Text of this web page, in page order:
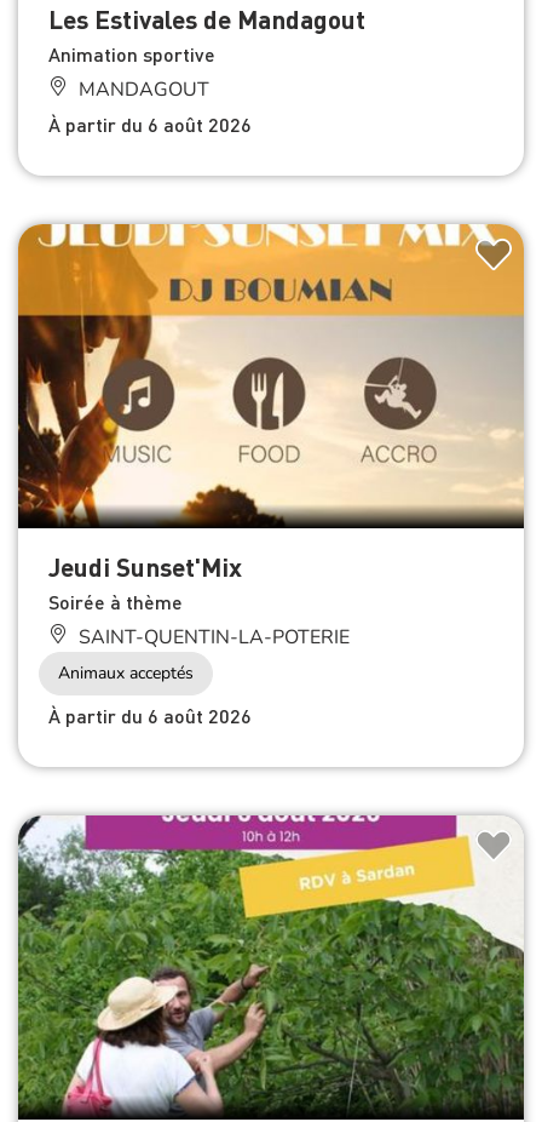
Les Estivales de Mandagout
Animation sportive
MANDAGOUT
À partir du 6 août 2026
Jeudi Sunset'Mix
Soirée à thème
SAINT-QUENTIN-LA-POTERIE
Animaux acceptés
À partir du 6 août 2026